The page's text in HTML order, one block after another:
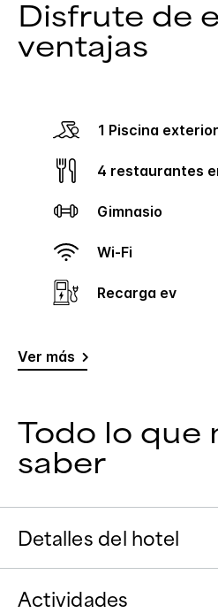
Disfrute de
ventajas
1 Piscina exterior
4 restaurantes
Gimnasio
Wi-Fi
Recarga ev
Ver más
Todo lo que
saber
Detalles del hotel
Actividades